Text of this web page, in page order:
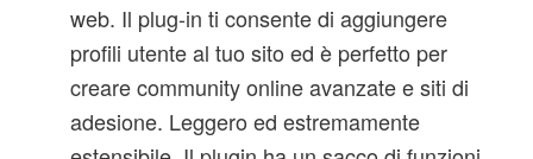
web. Il plug-in ti consente di aggiungere
profili utente al tuo sito ed è perfetto per
creare community online avanzate e siti di
adesione. Leggero ed estremamente